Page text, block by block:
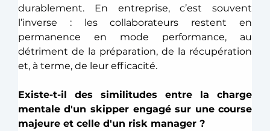
durablement. En entreprise, c’est souvent
l’inverse : les collaborateurs restent en
permanence en mode performance, au
détriment de la préparation, de la récupération
et, à terme, de leur efficacité.
Existe-t-il des similitudes entre la charge
mentale d'un skipper engagé sur une course
majeure et celle d'un risk manager ?